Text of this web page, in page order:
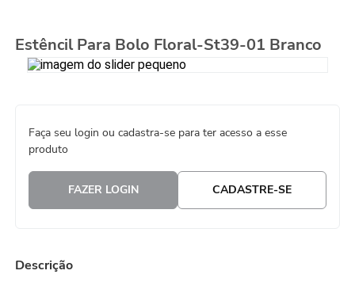
Estêncil Para Bolo Floral-St39-01 Branco
Faça seu login ou cadastra-se para ter acesso a esse
produto
FAZER LOGIN CADASTRE-SE
Descrição
5º
9º
urso